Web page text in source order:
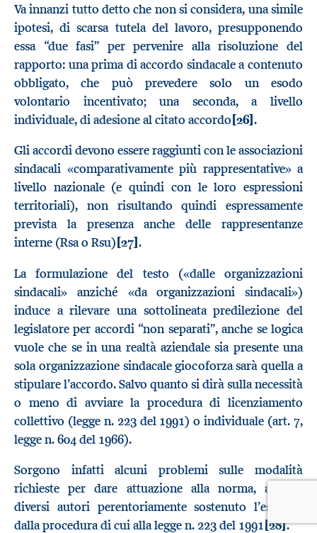
Va innanzi tutto detto che non si considera, una simile
ipotesi, di scarsa tutela del lavoro, presupponendo
essa “due fasi” per pervenire alla risoluzione del
rapporto: una prima di accordo sindacale a contenuto
obbligato, che può prevedere solo un esodo
volontario incentivato; una seconda, a livello
individuale, di adesione al citato accordo [26].
Gli accordi devono essere raggiunti con le associazioni
sindacali «comparativamente più rappresentative» a
livello nazionale (e quindi con le loro espressioni
territoriali), non risultando quindi espressamente
prevista la presenza anche delle rappresentanze
interne (Rsa o Rsu) [27].
La formulazione del testo («dalle organizzazioni
sindacali» anziché «da organizzazioni sindacali»)
induce a rilevare una sottolineata predilezione del
legislatore per accordi “non separati”, anche se logica
vuole che se in una realtà aziendale sia presente una
sola organizzazione sindacale giocoforza sarà quella a
stipulare l’accordo. Salvo quanto si dirà sulla necessità
o meno di avviare la procedura di licenziamento
collettivo (legge n. 223 del 1991) o individuale (art. 7,
legge n. 604 del 1966).
Sorgono infatti alcuni problemi sulle modalità
richieste per dare attuazione alla norma, avendo
diversi autori perentoriamente sostenuto l’esonero
dalla procedura di cui alla legge n. 223 del 1991[28].